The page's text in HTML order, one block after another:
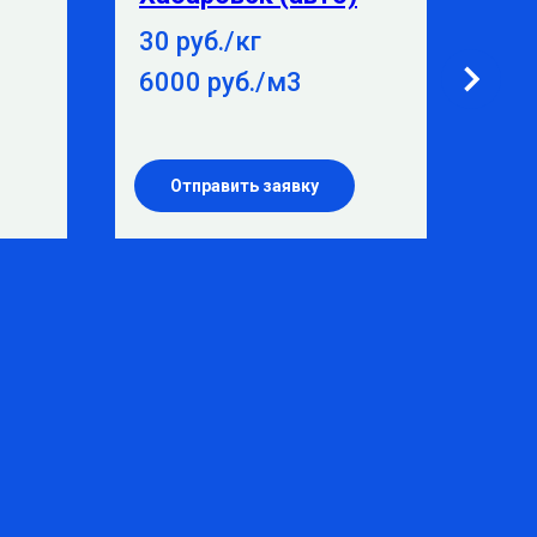
30 руб./кг
6000 руб./м3
Отправить заявку